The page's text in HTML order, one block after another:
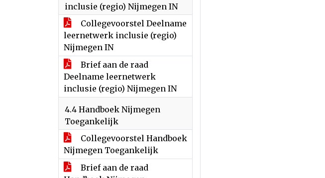
inclusie (regio) Nijmegen IN
Collegevoorstel Deelname
leernetwerk inclusie (regio)
Nijmegen IN
Brief aan de raad
Deelname leernetwerk
inclusie (regio) Nijmegen IN
4.4 Handboek Nijmegen
Toegankelijk
Collegevoorstel Handboek
Nijmegen Toegankelijk
Brief aan de raad